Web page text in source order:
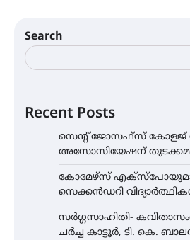
Search
Recent Posts
സെന്റ് ജോസഫ്സ് കോളജ്
അസോസിയേഷന്
കോമേഴ്സ്
സെക്കൻഡറി
സർഗ്ഗസാഹിതി-
ചർച്ച കാട്ടൂർ, ടി. കെ.